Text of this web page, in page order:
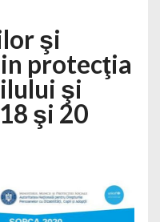
şi
protecţia
şi
şi 20